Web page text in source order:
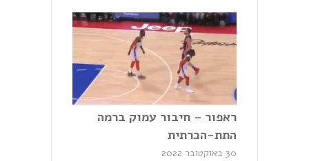
ראפור – חיבור עמוק ברמה
התת-הכרתית
30 באוקטובר 2022